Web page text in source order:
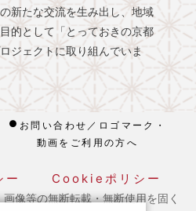
新たな交流を生み出し、地域
的として「とっておきの京都
ジェクトに取り組んでいま
お問い合わせ／ロゴマーク・
動画をご利用の方へ
ー Cookieポリシー
像等の無断転載・無断使用を固く